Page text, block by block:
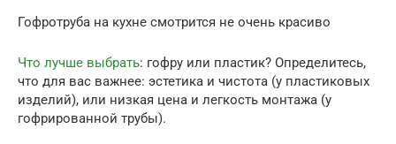
Гофротруба на кухне смотрится не очень красиво
Что лучше выбрать: гофру или пластик? Определитесь,
что для вас важнее: эстетика и чистота (у пластиковых
изделий), или низкая цена и легкость монтажа (у
гофрированной трубы).